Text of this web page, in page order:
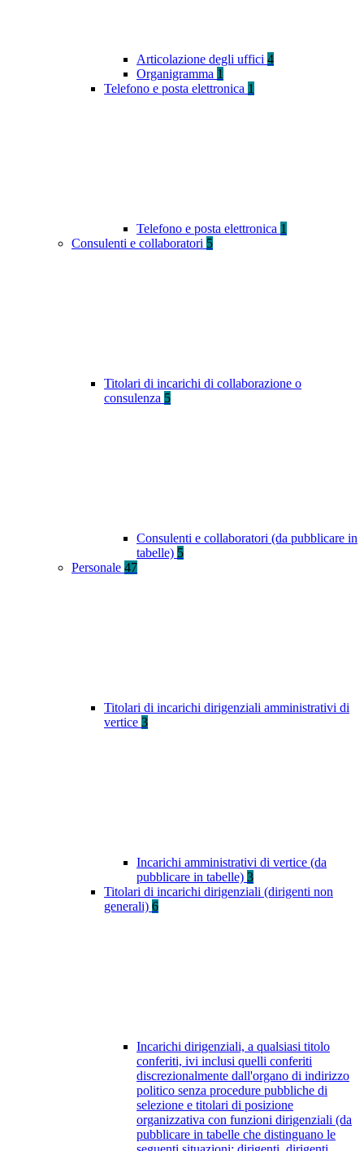
Articolazione degli uffici 4
Organigramma 1
Telefono e posta elettronica 1
Telefono e posta elettronica 1
Consulenti e collaboratori 5
Titolari di incarichi di collaborazione o
consulenza 5
Consulenti e collaboratori (da pubblicare in
tabelle) 5
Personale 47
Titolari di incarichi dirigenziali amministrativi di
vertice 3
Incarichi amministrativi di vertice (da
pubblicare in tabelle) 3
Titolari di incarichi dirigenziali (dirigenti non
generali) 6
Incarichi dirigenziali, a qualsiasi titolo
conferiti, ivi inclusi quelli conferiti
discrezionalmente dall'organo di indirizzo
politico senza procedure pubbliche di
selezione e titolari di posizione
organizzativa con funzioni dirigenziali (da
pubblicare in tabelle che distinguano le